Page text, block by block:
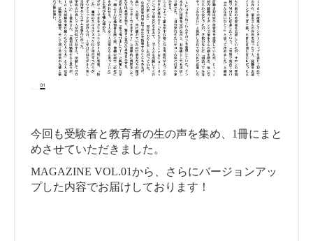
今回も受験者と教育者の生の声を集め、1冊にまと
めさせていただきました。
MAGAZINE VOL.01から、さらにバージョンアッ
プした内容でお届けしております！